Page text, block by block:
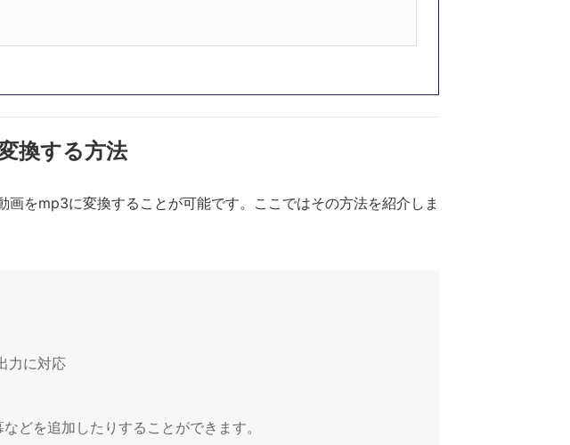
換する方法
をmp3に変換することが可能です。ここではその方法を紹介しま
力に対応
どを追加したりすることができます。